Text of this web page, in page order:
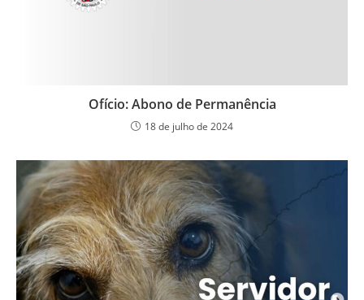
Ofício: Abono de Permanência
18 de julho de 2024